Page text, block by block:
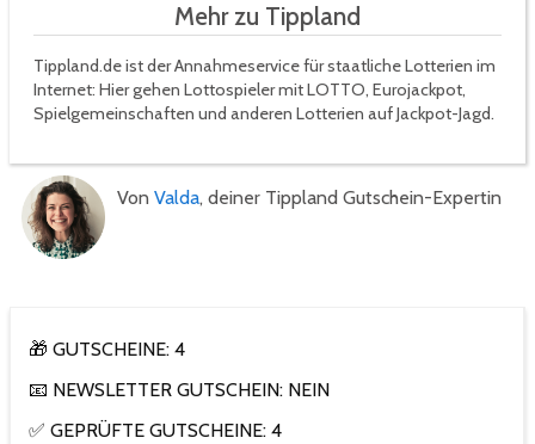
Mehr zu Tippland
Tippland.de ist der Annahmeservice für staatliche Lotterien im
Internet: Hier gehen Lottospieler mit LOTTO, Eurojackpot,
Spielgemeinschaften und anderen Lotterien auf Jackpot-Jagd.
Von Valda, deiner Tippland Gutschein-Expertin
🎁 GUTSCHEINE: 4
📧 NEWSLETTER GUTSCHEIN: NEIN
✅ GEPRÜFTE GUTSCHEINE: 4